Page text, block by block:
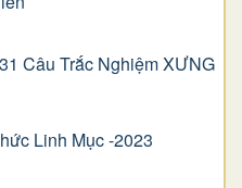
Câu Trắc Nghiệm XƯNG
Linh Mục -2023